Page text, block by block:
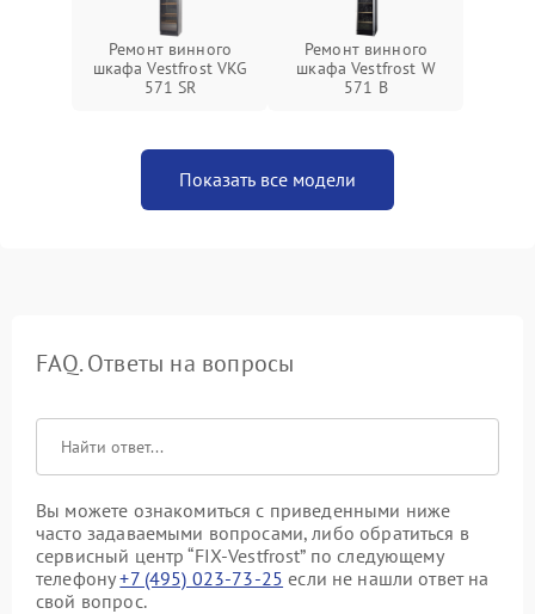
Ремонт винного
шкафа Vestfrost VKG
571 SR
Ремонт винного
шкафа Vestfrost W
571 B
Показать все модели
FAQ. Ответы на вопросы
Вы можете ознакомиться с приведенными ниже
часто задаваемыми вопросами, либо обратиться в
сервисный центр “FIX-Vestfrost” по следующему
телефону+7 (495) 023-73-25 если не нашли ответ на
свой вопрос.